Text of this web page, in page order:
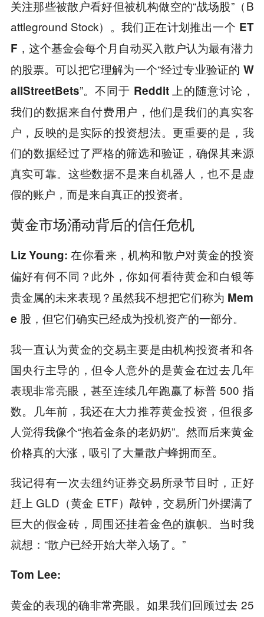
关注那些被散户看好但被机构做空的“战场股”（B
attleground Stock）。我们正在计划推出一个 ET
F ，这个基金会每个月自动买入散户认为最有潜力
的股票。可以把它理解为一个“经过专业验证的 W
allStreetBets”。不同于 Reddit上的随意讨论，
我们的数据来自付费用户，他们是我们的真实客
户，反映的是实际的投资想法。更重要的是，我
们的数据经过了严格的筛选和验证，确保其来源
真实可靠。这些数据不是来自机器人，也不是虚
假的账户，而是来自真正的投资者。
黄金市场涌动背后的信任危机
Liz Young:在你看来，机构和散户对黄金的投资
偏好有何不同？此外，你如何看待黄金和白银等
贵金属的未来表现？虽然我不想把它们称为 Mem
e 股，但它们确实已经成为投机资产的一部分。
我一直认为黄金的交易主要是由机构投资者和各
国央行主导的，但令人意外的是黄金在过去几年
表现非常亮眼，甚至连续几年跑赢了标普 500 指
数。几年前，我还在大力推荐黄金投资，但很多
人觉得我像个“抱着金条的老奶奶”。然而后来黄金
价格真的大涨，吸引了大量散户蜂拥而至。
我记得有一次去纽约证券交易所录节目时，正好
赶上 GLD（黄金 ETF）敲钟，交易所门外摆满了
巨大的假金砖，周围还挂着金色的旗帜。当时我
就想：“散户已经开始大举入场了。”
Tom Lee:
黄金的表现的确非常亮眼。 如果我们回顾过去 25